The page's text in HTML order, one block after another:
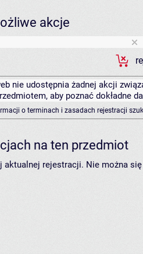
akcje
nie udostępnia żadnej akcji
aby poznać dokładne
o terminach i zasadach rejestracji
na ten przedmiot
aktualnej rejestracji. Nie można